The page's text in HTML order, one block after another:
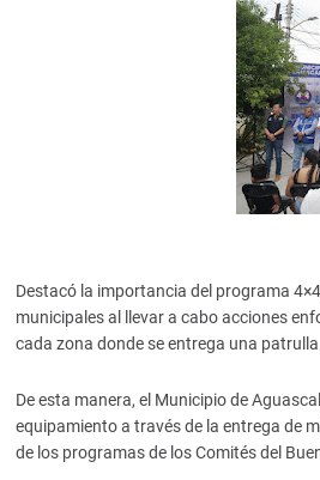
Destacó la importancia del programa
municipales al llevar a cabo acciones
cada zona donde se entrega una
De esta manera, el Municipio de
equipamiento a través de la entrega de
de los programas de los Comités del